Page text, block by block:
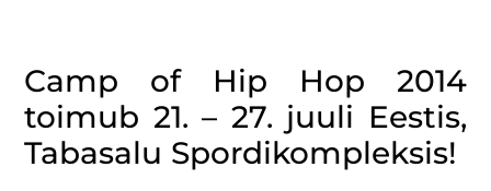
Camp of Hip Hop 2014
toimub 21. – 27. juuli Eestis,
Tabasalu Spordikompleksis!